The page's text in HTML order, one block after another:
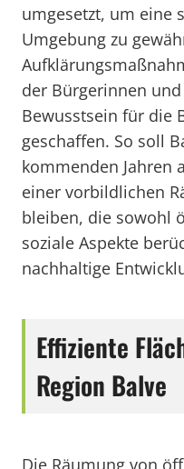
umgesetzt, um eine
Umgebung zu
der Bürgerinnen
Bewusstsein für die
geschaffen. So soll
kommenden Jahren
einer vorbildlichen
bleiben, die sowohl
soziale Aspekte
nachhaltige
Effiziente
Region Balve
Die Räumung von